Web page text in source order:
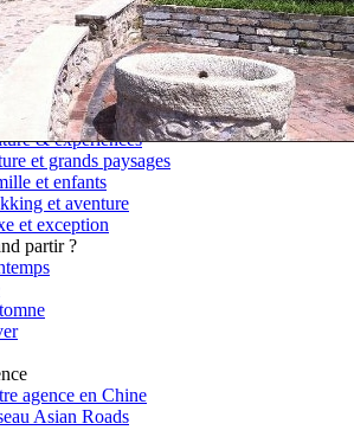
sur mesure
Petits Groupes
et incontournables
& expériences
et grands paysages
et enfants
et aventure
et exception
partir ?
agence en Chine
Asian Roads